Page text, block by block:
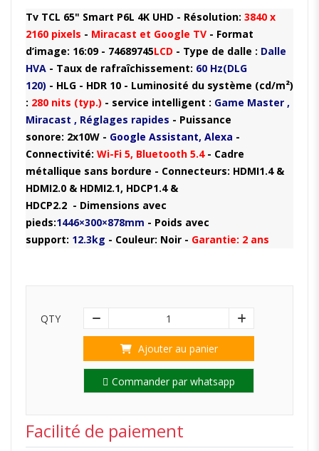
Tv TCL 65" Smart P6L 4K UHD - Résolution: 3840 x
2160 pixels - Miracast et Google TV - Format
d’image: 16:09 - 74689745LCD - Type de dalle : Dalle
HVA - Taux de rafraîchissement: 60 Hz(DLG
120) - HLG - HDR 10 - Luminosité du système (cd/m²)
: 280 nits (typ.) - service intelligent : Game Master ,
Miracast , Réglages rapides - Puissance
sonore: 2x10W - Google Assistant, Alexa -
Connectivité: Wi-Fi 5, Bluetooth 5.4 - Cadre
métallique sans bordure - Connecteurs: HDMI1.4 &
HDMI2.0 & HDMI2.1, HDCP1.4 &
HDCP2.2 - Dimensions avec
pieds:1446×300×878mm - Poids avec
support: 12.3kg - Couleur: Noir - Garantie: 2 ans
QTY 1
Ajouter au panier
Commander par whatsapp
Facilité de paiement